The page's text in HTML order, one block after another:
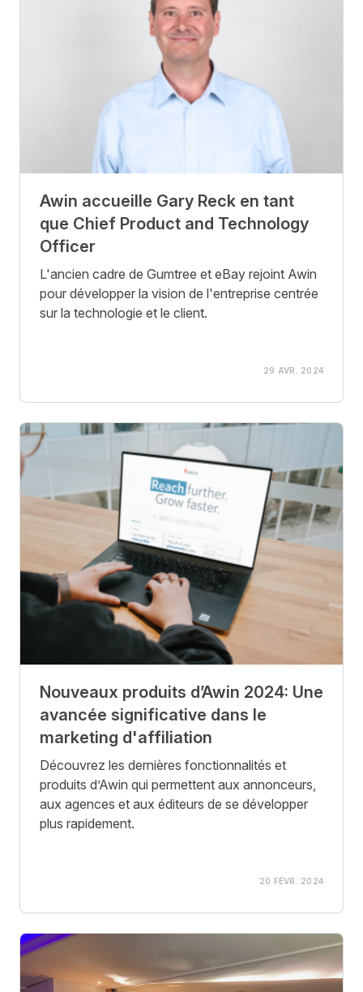
Awin accueille Gary Reck en tant
que Chief Product and Technology
Officer
L'ancien cadre de Gumtree et eBay rejoint Awin
pour développer la vision de l'entreprise centrée
sur la technologie et le client.
29 AVR. 2024
Nouveaux produits d’Awin 2024: Une
avancée significative dans le
marketing d'affiliation
Découvrez les dernières fonctionnalités et
produits d’Awin qui permettent aux annonceurs,
aux agences et aux éditeurs de se développer
plus rapidement.
20 FÉVR. 2024